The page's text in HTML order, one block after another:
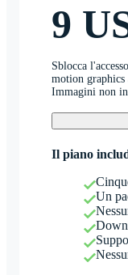
9
Sblocca
motion graphics
Immagini non
Il piano
Un